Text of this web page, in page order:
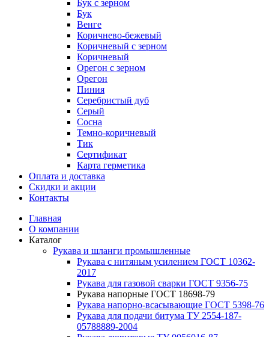
Бук с зерном
Бук
Венге
Коричнево-бежевый
Коричневый с зерном
Коричневый
Орегон с зерном
Орегон
Пиния
Серебристый дуб
Серый
Сосна
Темно-коричневый
Тик
Сертификат
Карта герметика
Оплата и доставка
Cкидки и акции
Контакты
Главная
О компании
Каталог
Рукава и шланги промышленные
Рукава с нитяным усилением ГОСТ 10362-
2017
Рукава для газовой сварки ГОСТ 9356-75
Рукава напорные ГОСТ 18698-79
Рукава нaпорно-всасывающие ГОСТ 5398-76
Рукава для подачи битума ТУ 2554-187-
05788889-2004